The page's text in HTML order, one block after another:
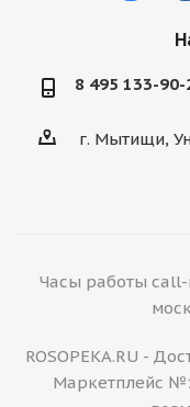
8 495 133-90-
г. Мытищи,
Часы работы call-
ROSOPEKA.RU -
Маркетплейс